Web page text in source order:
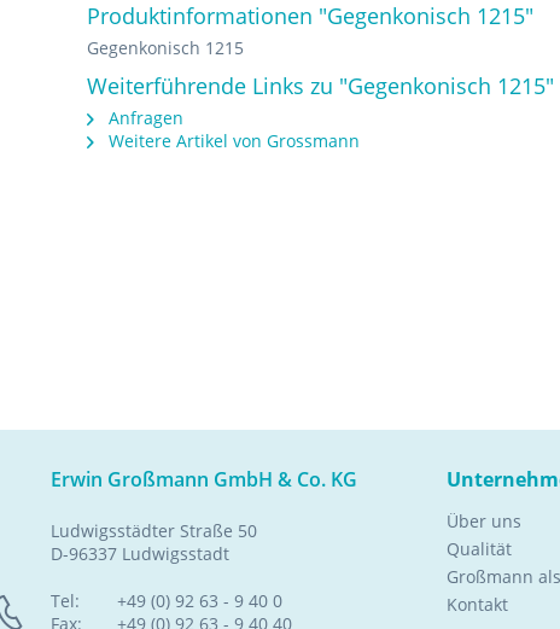
Produktinformationen "Gegenkonisch 1215"
Gegenkonisch 1215
Weiterführende Links zu "Gegenkonisch 1215"
Anfragen
Weitere Artikel von Grossmann
Erwin Großmann GmbH & Co. KG
Ludwigsstädter Straße 50
D-96337 Ludwigsstadt
Tel:
Fax:
+49 (0) 92 63 - 9 40 0
+49 (0) 92 63 - 9 40 40
Über uns
Qualität
Großmann
Kontakt